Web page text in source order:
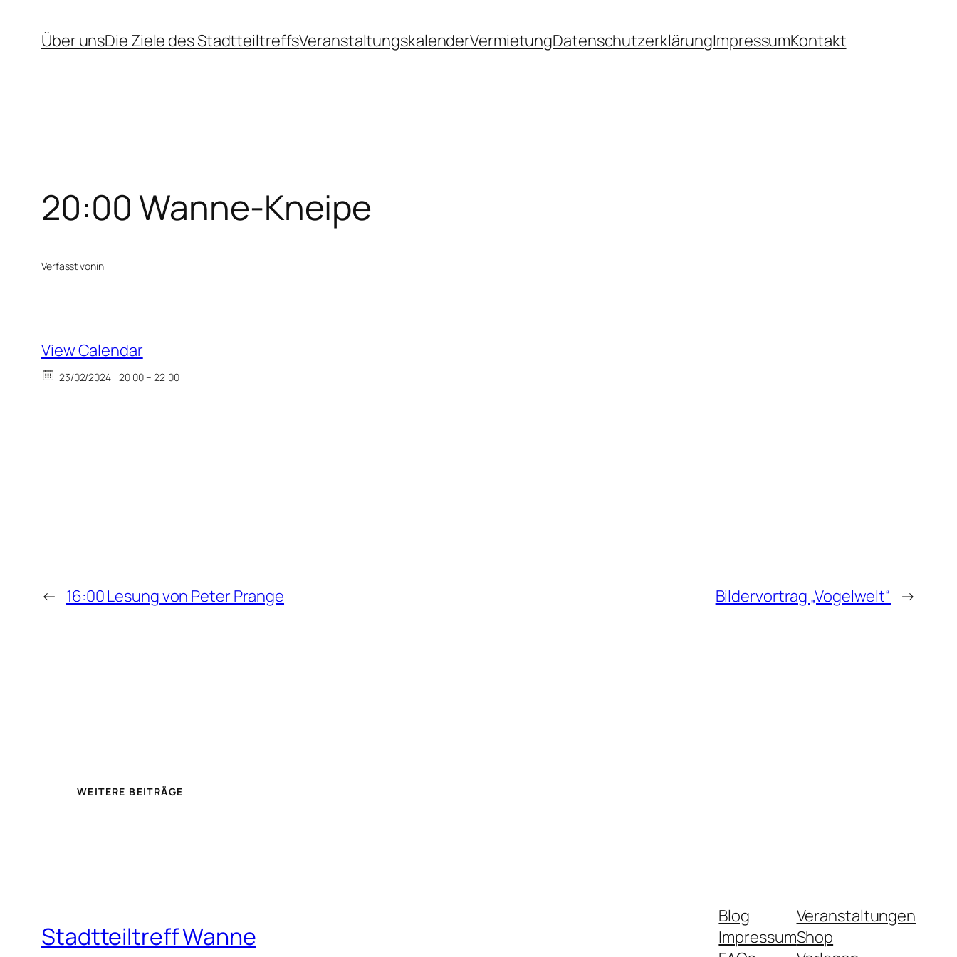
InhaltÜber unsDie Ziele des StadtteiltreffsVeranstaltungskalenderVermietungDatenschutzerklärungImpressumKontakt
20:00 Wanne-Kneipe
Verfasst vonin
View Calendar
23/02/2024 20:00 – 22:00
← 16:00 Lesung von Peter Prange Bildervortrag „Vogelwelt“ →
WEITERE BEITRÄGE
Stadtteiltreff Wanne
Blog
Impressum
Veranstaltungen
Shop